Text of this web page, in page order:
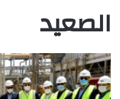
الصعيد